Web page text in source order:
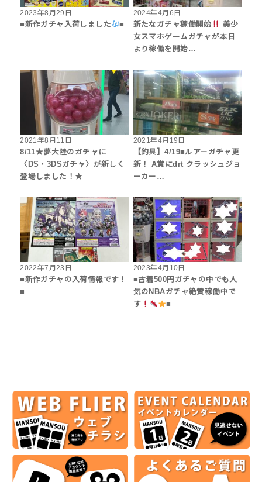
2023年8月29日
■新作ガチャ入荷しました
■
2024年4月6日
新たなガチャ稼働開始
美少
女スマホゲームガチャが本日
より稼働を開始…
2021年8月11日
8/11★夢大陸のガチャに
〈DS・3DSガチャ〉が新しく
登場しました！★
2021年4月19日
【釣具】4/19■ルアーガチャ更
新！ A賞にdrt クラッシュジョ
ーカー…
2022年7月23日
■新作ガチャの入荷情報です！
■
2023年4月10日
■古着500円ガチャの中でも人
気のNBAガチャ絶賛稼働中で
す
■